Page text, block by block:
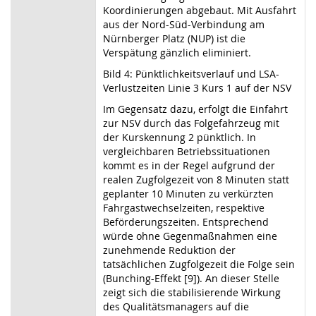
Koordinierungen abgebaut. Mit Ausfahrt
aus der Nord-Süd-Verbindung am
Nürnberger Platz (NUP) ist die
Verspätung gänzlich eliminiert.
Bild 4: Pünktlichkeitsverlauf und LSA-
Verlustzeiten Linie 3 Kurs 1 auf der NSV
Im Gegensatz dazu, erfolgt die Einfahrt
zur NSV durch das Folgefahrzeug mit
der Kurskennung 2 pünktlich. In
vergleichbaren Betriebssituationen
kommt es in der Regel aufgrund der
realen Zugfolgezeit von 8 Minuten statt
geplanter 10 Minuten zu verkürzten
Fahrgastwechselzeiten, respektive
Beförderungszeiten. Entsprechend
würde ohne Gegenmaßnahmen eine
zunehmende Reduktion der
tatsächlichen Zugfolgezeit die Folge sein
(Bunching-Effekt [9]). An dieser Stelle
zeigt sich die stabilisierende Wirkung
des Qualitätsmanagers auf die